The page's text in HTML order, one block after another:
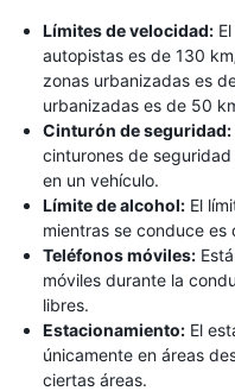
Límites de velocidad:
autopistas es de 130
zonas urbanizadas es
urbanizadas es de 50
Cinturón de seguridad:
cinturones de
en un vehículo.
Límite de alcohol: El
mientras se conduce es
Teléfonos móviles:
móviles durante la
libres.
Estacionamiento: El
únicamente en áreas
ciertas áreas.